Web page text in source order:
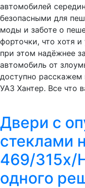
автомобилей
безопасными для
моды и заботе о
форточки, что хотя
при этом надёжнее
автомобиль от
доступно расскажем
УАЗ Хантер. Все что
Двери с
стеклами
469/315х/
одного